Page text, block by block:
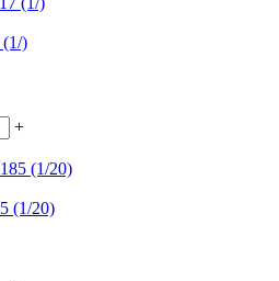
)
+
(1/20)